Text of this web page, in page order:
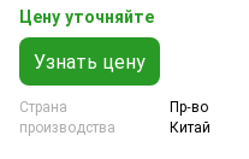
Цену уточняйте
Узнать цену
Страна
производства
Пр-во
Китай